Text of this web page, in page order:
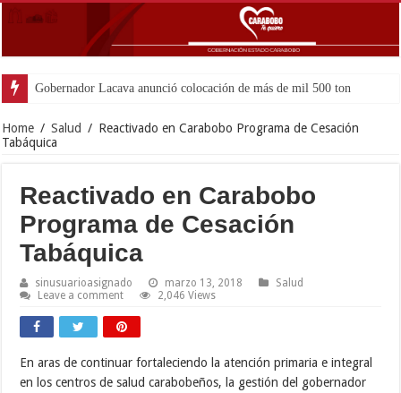
Home / Salud / Reactivado en Carabobo Programa de Cesación
Tabáquica
Reactivado en Carabobo
Programa de Cesación
Tabáquica
sinusuarioasignado marzo 13, 2018
Salud
Leave a comment
2,046 Views
En aras de continuar fortaleciendo la atención primaria e integral
en los centros de salud carabobeños, la gestión del gobernador